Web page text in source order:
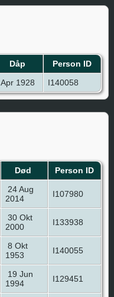
Dåp
Person ID
Apr 1928 I140058
Død Person ID
24 Aug
2014
I107980
30 Okt
2000
I133938
8 Okt
1953
I140055
19 Jun
1994
I129451